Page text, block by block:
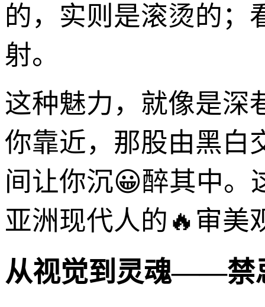
的，实则是滚烫的；
射。
这种魅力，就像是深
你靠近，那股由黑白
间让你沉😀醉其中。
亚洲现代人的🔥审美
从视觉到灵魂——禁